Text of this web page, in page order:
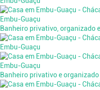
Banheiro privativo, organizado
Banheiro privativo e